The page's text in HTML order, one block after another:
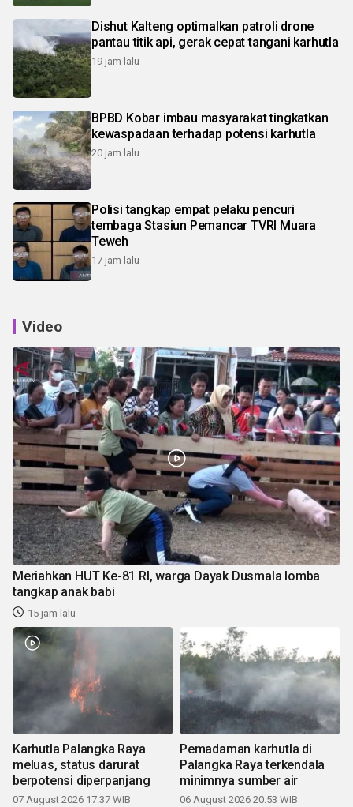
Dishut Kalteng optimalkan patroli drone
pantau titik api, gerak cepat tangani karhutla
19 jam lalu
BPBD Kobar imbau masyarakat tingkatkan
kewaspadaan terhadap potensi karhutla
20 jam lalu
Polisi tangkap empat pelaku pencuri
tembaga Stasiun Pemancar TVRI Muara
Teweh
17 jam lalu
Video
Meriahkan HUT Ke-81 RI, warga Dayak Dusmala lomba
tangkap anak babi
15 jam lalu
Karhutla Palangka Raya
meluas, status darurat
berpotensi diperpanjang
07 August 2026 17:37 WIB
Pemadaman karhutla di
Palangka Raya terkendala
minimnya sumber air
06 August 2026 20:53 WIB